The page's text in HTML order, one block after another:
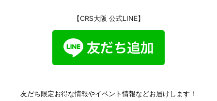
【CRS大阪 公式LINE】
友だち限定お得な情報やイベント情報などお届けします！